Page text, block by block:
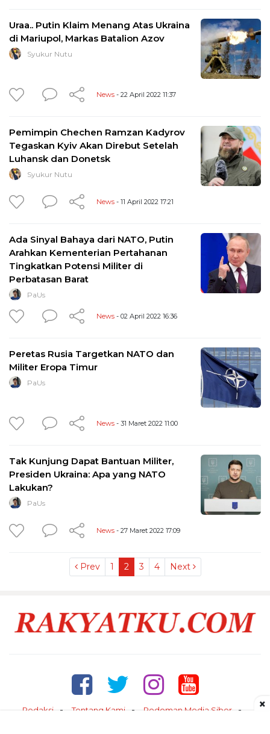
Uraa.. Putin Klaim Menang Atas Ukraina
di Mariupol, Markas Batalion Azov
Syukur Nutu
News - 22 April 2022 11:37
Pemimpin Chechen Ramzan Kadyrov
Tegaskan Kyiv Akan Direbut Setelah
Luhansk dan Donetsk
Syukur Nutu
News - 11 April 2022 17:21
Ada Sinyal Bahaya dari NATO, Putin
Arahkan Kementerian Pertahanan
Tingkatkan Potensi Militer di
Perbatasan Barat
PaUs
News - 02 April 2022 16:36
Peretas Rusia Targetkan NATO dan
Militer Eropa Timur
PaUs
News - 31 Maret 2022 11:00
Tak Kunjung Dapat Bantuan Militer,
Presiden Ukraina: Apa yang NATO
Lakukan?
PaUs
News - 27 Maret 2022 17:09
Prev 1 2 3 4 Next
Redaksi Tentang Kami
Pedoman Media Siber
×